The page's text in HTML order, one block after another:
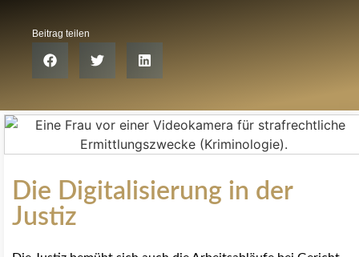
Beitrag teilen
Die Digitalisierung in der
Justiz